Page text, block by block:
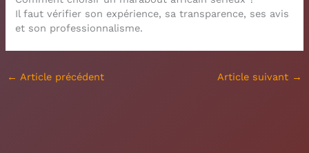
Il faut vérifier son expérience, sa transparence, ses avis
et son professionnalisme.
← Article précédent Article suivant →